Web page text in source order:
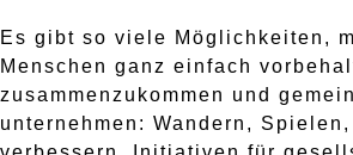
Es gibt so viele Möglichkeiten,
Menschen ganz einfach
zusammenzukommen und
unternehmen: Wandern,